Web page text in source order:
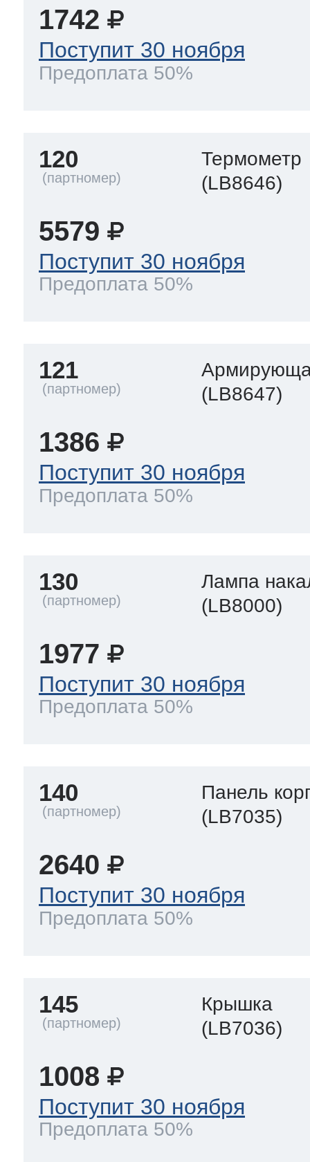
1742
Поступит 30 ноября
Предоплата 50%
120
Термометр
(LB8646)
5579
Поступит 30 ноября
Предоплата 50%
121
(LB8647)
1386
Поступит 30 ноября
Предоплата 50%
130
Лампа
(LB8000)
1977
Поступит 30 ноября
Предоплата 50%
140
Панель
(LB7035)
2640
Поступит 30 ноября
Предоплата 50%
145
Крышка
(LB7036)
1008
Поступит 30 ноября
Предоплата 50%